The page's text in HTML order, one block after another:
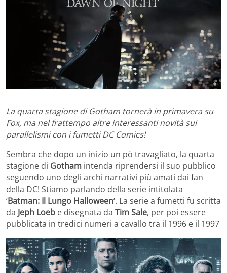
La quarta stagione di Gotham tornerà in primavera su
Fox, ma nel frattempo altre interessanti novità sui
parallelismi con i fumetti DC Comics!
Sembra che dopo un inizio un pò travagliato, la quarta
stagione di Gotham intenda riprendersi il suo pubblico
seguendo uno degli archi narrativi più amati dai fan
della DC! Stiamo parlando della serie intitolata
‘Batman: Il Lungo Halloween‘. La serie a fumetti fu scritta
da Jeph Loeb e disegnata da TimSale, per poi essere
pubblicata in tredici numeri a cavallo tra il 1996 e il 1997